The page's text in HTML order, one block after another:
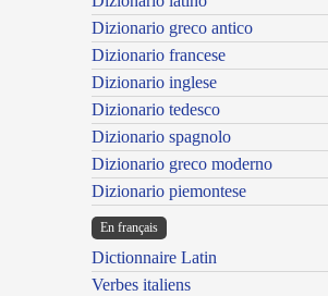
Dizionario greco antico
Dizionario francese
Dizionario inglese
Dizionario tedesco
Dizionario spagnolo
Dizionario greco moderno
Dizionario piemontese
En français
Dictionnaire Latin
Verbes italiens